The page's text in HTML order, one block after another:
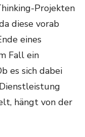
Projekten
diese vorab
eines
Fall ein
es sich dabei
hängt von der